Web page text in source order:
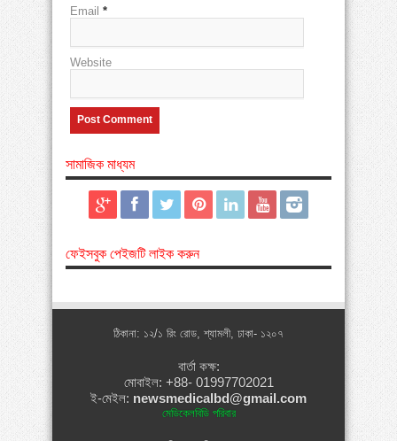
Email *
Website
সামাজিক মাধ্যম
ফেইসবুক পেইজটি লাইক করুন
ঠিকানা: ১২/১ রিং রোড, শ্যামলী, ঢাকা- ১২০৭
বার্তা কক্ষ:
মোবাইল: +88- 01997702021
ই-মেইল: newsmedicalbd@gmail.com
মেডিকেলবিডি পরিবার